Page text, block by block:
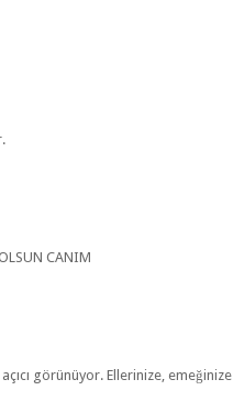
CANIM
görünüyor. Ellerinize, emeğinize